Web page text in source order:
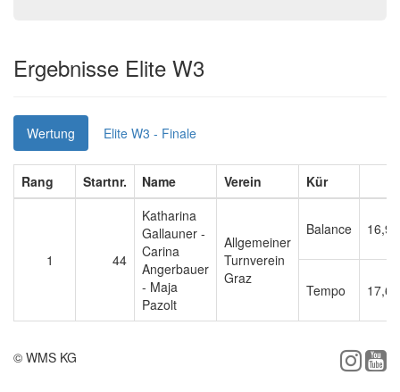
Ergebnisse Elite W3
Wertung Elite W3 - Finale
Rang Startnr. Name Verein Kür
1 44
Katharina
Gallauner -
Carina
Angerbauer
- Maja
Pazolt
Allgemeiner
Turnverein
Graz
Balance
Tempo
© WMS KG